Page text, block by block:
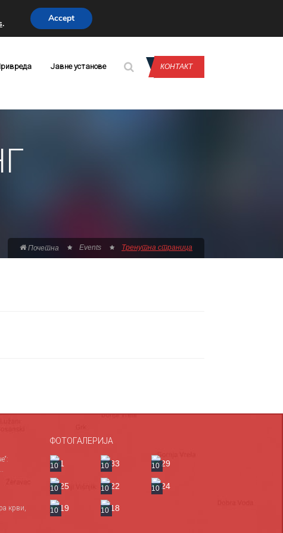
Јавне установе КОНТАКТ
Почетна Events Тренутна страница
крви,
ФОТОГАЛЕРИЈА
10 10 10
10 10 10
10 10
. Accept